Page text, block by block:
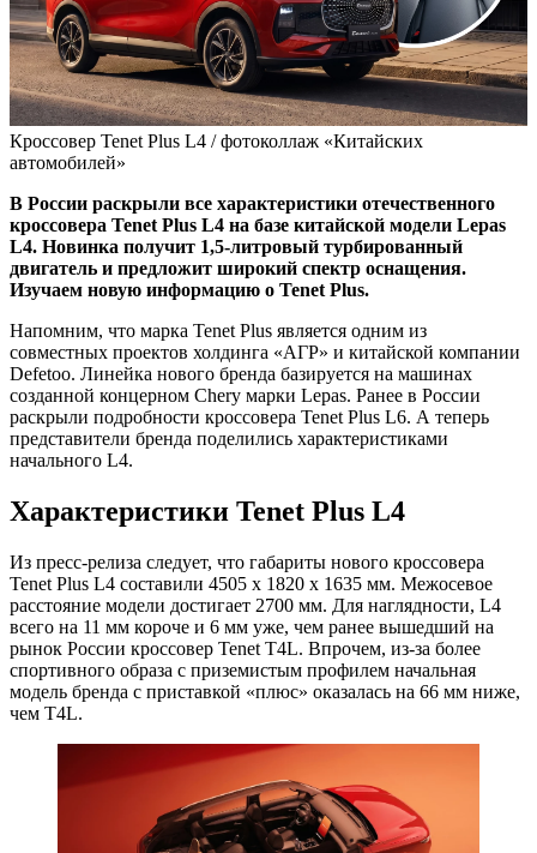
Кроссовер Tenet Plus L4 / фотоколлаж «Китайских
автомобилей»
В России раскрыли все характеристики отечественного
кроссовера Tenet Plus L4 на базе китайской модели Lepas
L4. Новинка получит 1,5-литровый турбированный
двигатель и предложит широкий спектр оснащения.
Изучаем новую информацию о Tenet Plus.
Напомним, что марка Tenet Plus является одним из
совместных проектов холдинга «АГР» и китайской компании
Defetoo. Линейка нового бренда базируется на машинах
созданной концерном Chery марки Lepas. Ранее в России
раскрыли подробности кроссовера Tenet Plus L6. А теперь
представители бренда поделились характеристиками
начального L4.
Характеристики Tenet Plus L4
Из пресс-релиза следует, что габариты нового кроссовера
Tenet Plus L4 составили 4505 х 1820 х 1635 мм. Межосевое
расстояние модели достигает 2700 мм. Для наглядности, L4
всего на 11 мм короче и 6 мм уже, чем ранее вышедший на
рынок России кроссовер Tenet T4L. Впрочем, из-за более
спортивного образа с приземистым профилем начальная
модель бренда с приставкой «плюс» оказалась на 66 мм ниже,
чем T4L.